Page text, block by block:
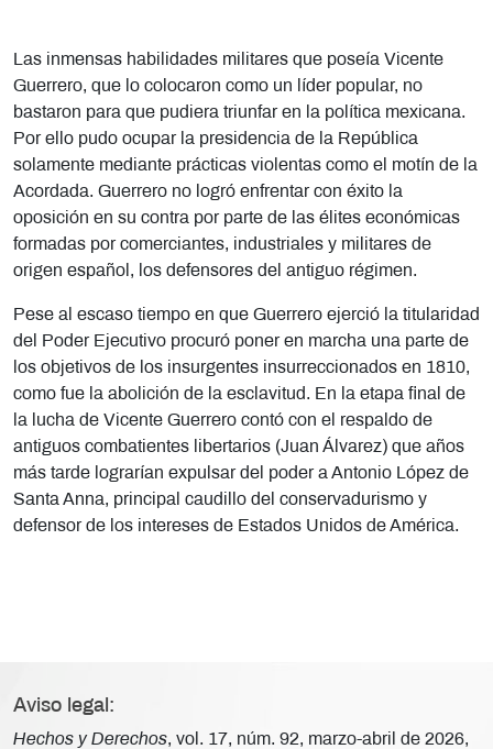
Las inmensas habilidades militares que poseía Vicente
Guerrero, que lo colocaron como un líder popular, no
bastaron para que pudiera triunfar en la política mexicana.
Por ello pudo ocupar la presidencia de la República
solamente mediante prácticas violentas como el motín de la
Acordada. Guerrero no logró enfrentar con éxito la
oposición en su contra por parte de las élites económicas
formadas por comerciantes, industriales y militares de
origen español, los defensores del antiguo régimen.
Pese al escaso tiempo en que Guerrero ejerció la titularidad
del Poder Ejecutivo procuró poner en marcha una parte de
los objetivos de los insurgentes insurreccionados en 1810,
como fue la abolición de la esclavitud. En la etapa final de
la lucha de Vicente Guerrero contó con el respaldo de
antiguos combatientes libertarios (Juan Álvarez) que años
más tarde lograrían expulsar del poder a Antonio López de
Santa Anna, principal caudillo del conservadurismo y
defensor de los intereses de Estados Unidos de América.
Aviso legal:
Hechos y Derechos, vol. 17, núm. 92, marzo-abril de 2026,